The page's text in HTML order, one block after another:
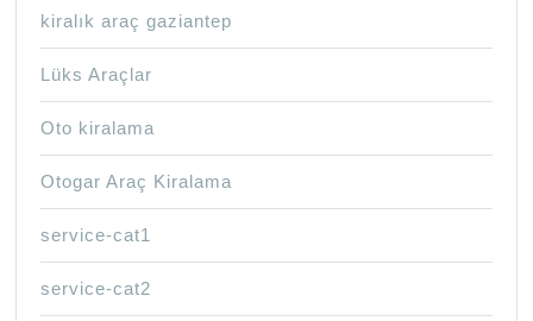
kiralık araç gaziantep
Lüks Araçlar
Oto kiralama
Otogar Araç Kiralama
service-cat1
service-cat2